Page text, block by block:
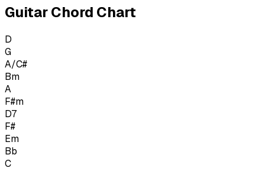
Guitar Chord Chart
D
G
A/C#
Bm
A
F#m
D7
F#
Em
Bb
C